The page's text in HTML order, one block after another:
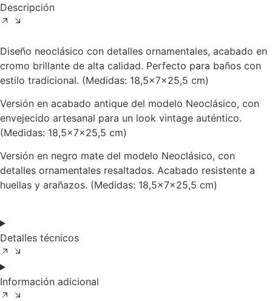
Descripción
Diseño neoclásico con detalles ornamentales, acabado en
cromo brillante de alta calidad. Perfecto para baños con
estilo tradicional. (Medidas: 18,5x7x25,5 cm)
Versión en acabado antique del modelo Neoclásico, con
envejecido artesanal para un look vintage auténtico.
(Medidas: 18,5x7x25,5 cm)
Versión en negro mate del modelo Neoclásico, con
detalles ornamentales resaltados. Acabado resistente a
huellas y arañazos. (Medidas: 18,5x7x25,5 cm)
Detalles técnicos
Información adicional